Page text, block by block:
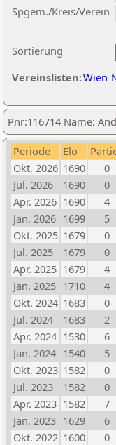
Sortierung
Spgem./Kreis/Verein
Vereinslisten:Wien
Pnr:116714 Name:
Periode Elo
Okt. 2026 1690 0
Jul. 2026
1690 0
Apr. 2026 1690 4
Jan. 2026 1699 5
Okt. 2025 1679 0
Jul. 2025
1679 0
Apr. 2025 1679 4
Jan. 2025 1710 4
Okt. 2024 1683 0
Jul. 2024
1683 2
Apr. 2024 1530 6
Jan. 2024 1540 5
Okt. 2023 1582 0
Jul. 2023
1582 0
Apr. 2023 1582 7
Jan. 2023 1629 6
Okt. 2022 1600 0